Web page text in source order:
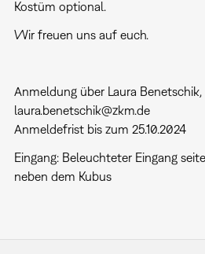
Kostüm optional.
Wir freuen uns auf euch.
Anmeldung über Laura Benetschik,
laura.benetschik@zkm.de
Anmeldefrist bis zum 25.10.2024
Eingang: Beleuchteter Eingang
neben dem Kubus